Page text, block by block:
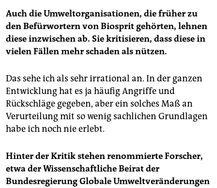
Auch die Umweltorganisationen, die früher zu
den Befürwortern von Biosprit gehörten, lehnen
diese inzwischen ab. Sie kritisieren, dass diese in
vielen Fällen mehr schaden als nützen.
Das sehe ich als sehr irrational an. In der ganzen
Entwicklung hat es ja häufig Angriffe und
Rückschläge gegeben, aber ein solches Maß an
Verurteilung mit so wenig sachlichen Grundlagen
habe ich noch nie erlebt.
Hinter der Kritik stehen renommierte Forscher,
etwa der Wissenschaftliche Beirat der
Bundesregierung Globale Umweltveränderungen